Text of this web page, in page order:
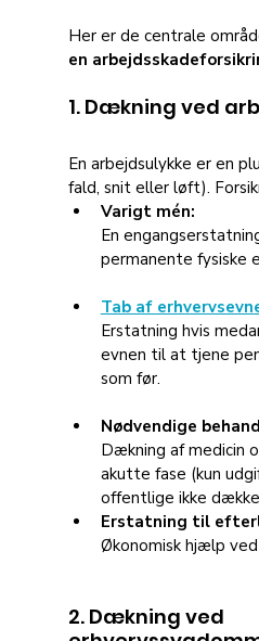
Her er de centrale
en
1. Dækning ved
En arbejdsulykke er en
fald, snit eller løft).
Varigt mén:
En
permanente fysiske
Tab af
Erstatning hvis
evnen til at tjene
som før.
Nødvendige
Dækning af medicin
akutte fase (kun
offentlige ikke
Erstatning til
Økonomisk hjælp
2. Dækning ved